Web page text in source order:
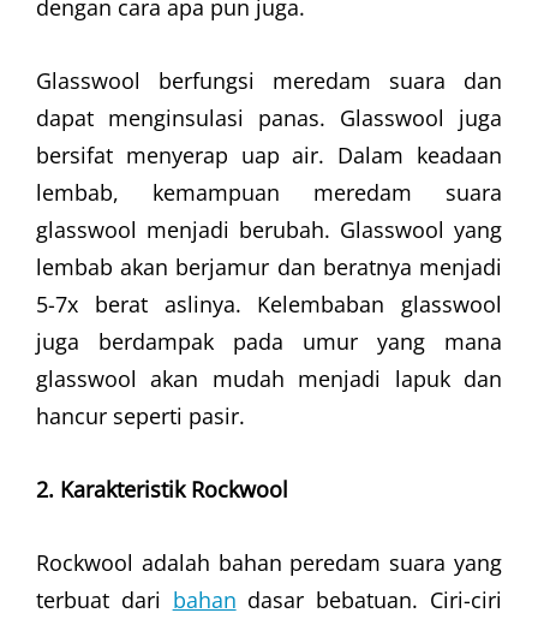
dengan cara apa pun juga.
Glasswool berfungsi meredam suara dan
dapat menginsulasi panas. Glasswool juga
bersifat menyerap uap air. Dalam keadaan
lembab, kemampuan meredam suara
glasswool menjadi berubah. Glasswool yang
lembab akan berjamur dan beratnya menjadi
5-7x berat aslinya. Kelembaban glasswool
juga berdampak pada umur yang mana
glasswool akan mudah menjadi lapuk dan
hancur seperti pasir.
2. Karakteristik Rockwool
Rockwool adalah bahan peredam suara yang
terbuat dari bahan dasar bebatuan. Ciri-ciri